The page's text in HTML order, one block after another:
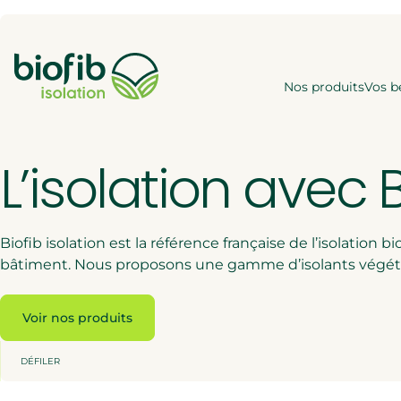
Accéder au pied de page
Nos produitsVos
L’isolation
Biofib isolation est la référence française de l’isolation
bâtiment. Nous proposons une gamme d’isolants
Voir nos produits
DÉFILER